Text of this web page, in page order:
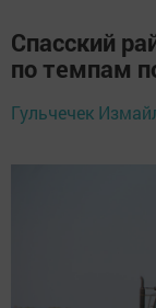
Спасский
по темпам
Гульчечек